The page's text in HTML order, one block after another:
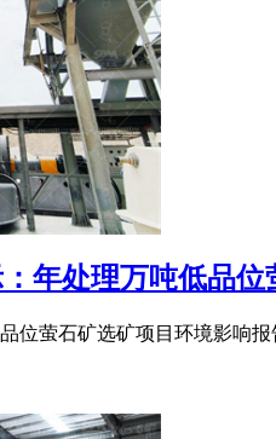
年处理万吨低品位
位萤石矿选矿项目环境影响